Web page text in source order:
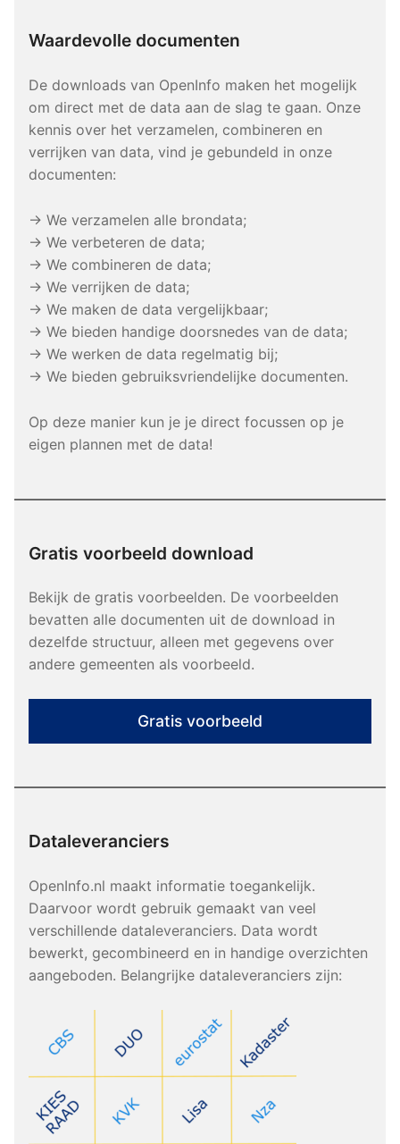
Waardevolle documenten
De downloads van OpenInfo maken het mogelijk
om direct met de data aan de slag te gaan. Onze
kennis over het verzamelen, combineren en
verrijken van data, vind je gebundeld in onze
documenten:
→ We verzamelen alle brondata;
→ We verbeteren de data;
→ We combineren de data;
→ We verrijken de data;
→ We maken de data vergelijkbaar;
→ We bieden handige doorsnedes van de data;
→ We werken de data regelmatig bij;
→ We bieden gebruiksvriendelijke documenten.
Op deze manier kun je je direct focussen op je
eigen plannen met de data!
Gratis voorbeeld download
Bekijk de gratis voorbeelden. De voorbeelden
bevatten alle documenten uit de download in
dezelfde structuur, alleen met gegevens over
andere gemeenten als voorbeeld.
Gratis voorbeeld
Dataleveranciers
OpenInfo.nl maakt informatie toegankelijk.
Daarvoor wordt gebruik gemaakt van veel
verschillende dataleveranciers. Data wordt
bewerkt, gecombineerd en in handige overzichten
aangeboden. Belangrijke dataleveranciers zijn: